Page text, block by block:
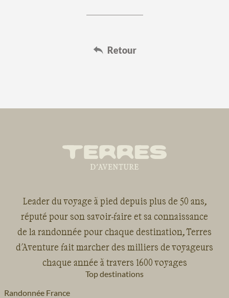
Leader du voyage à pied depuis plus de 50 ans,
réputé pour son savoir-faire et sa connaissance
de la randonnée pour chaque destination, Terres
d'Aventure fait marcher des milliers de voyageurs
chaque année à travers 1600 voyages
Top destinations
Randonnée France